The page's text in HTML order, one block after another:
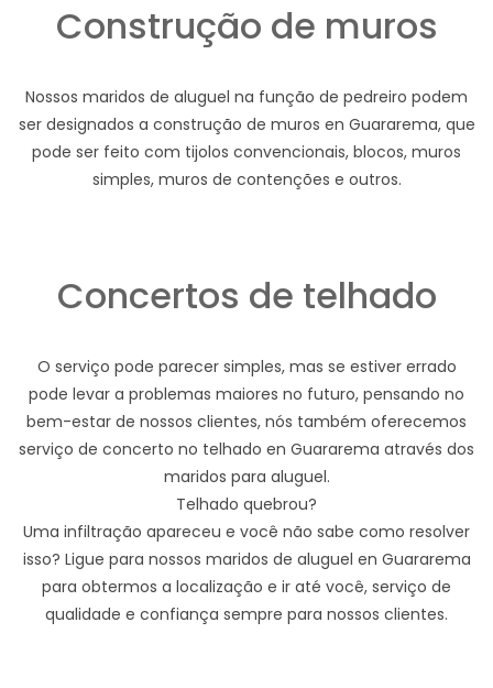
Construção de muros
Nossos maridos de aluguel na função de pedreiro podem
ser designados a construção de muros en Guararema, que
pode ser feito com tijolos convencionais, blocos, muros
simples, muros de contenções e outros.
Concertos de telhado
O serviço pode parecer simples, mas se estiver errado
pode levar a problemas maiores no futuro, pensando no
bem-estar de nossos clientes, nós também oferecemos
serviço de concerto no telhado en Guararema através dos
maridos para aluguel.
Telhado quebrou?
Uma infiltração apareceu e você não sabe como resolver
isso? Ligue para nossos maridos de aluguel en Guararema
para obtermos a localização e ir até você, serviço de
qualidade e confiança sempre para nossos clientes.